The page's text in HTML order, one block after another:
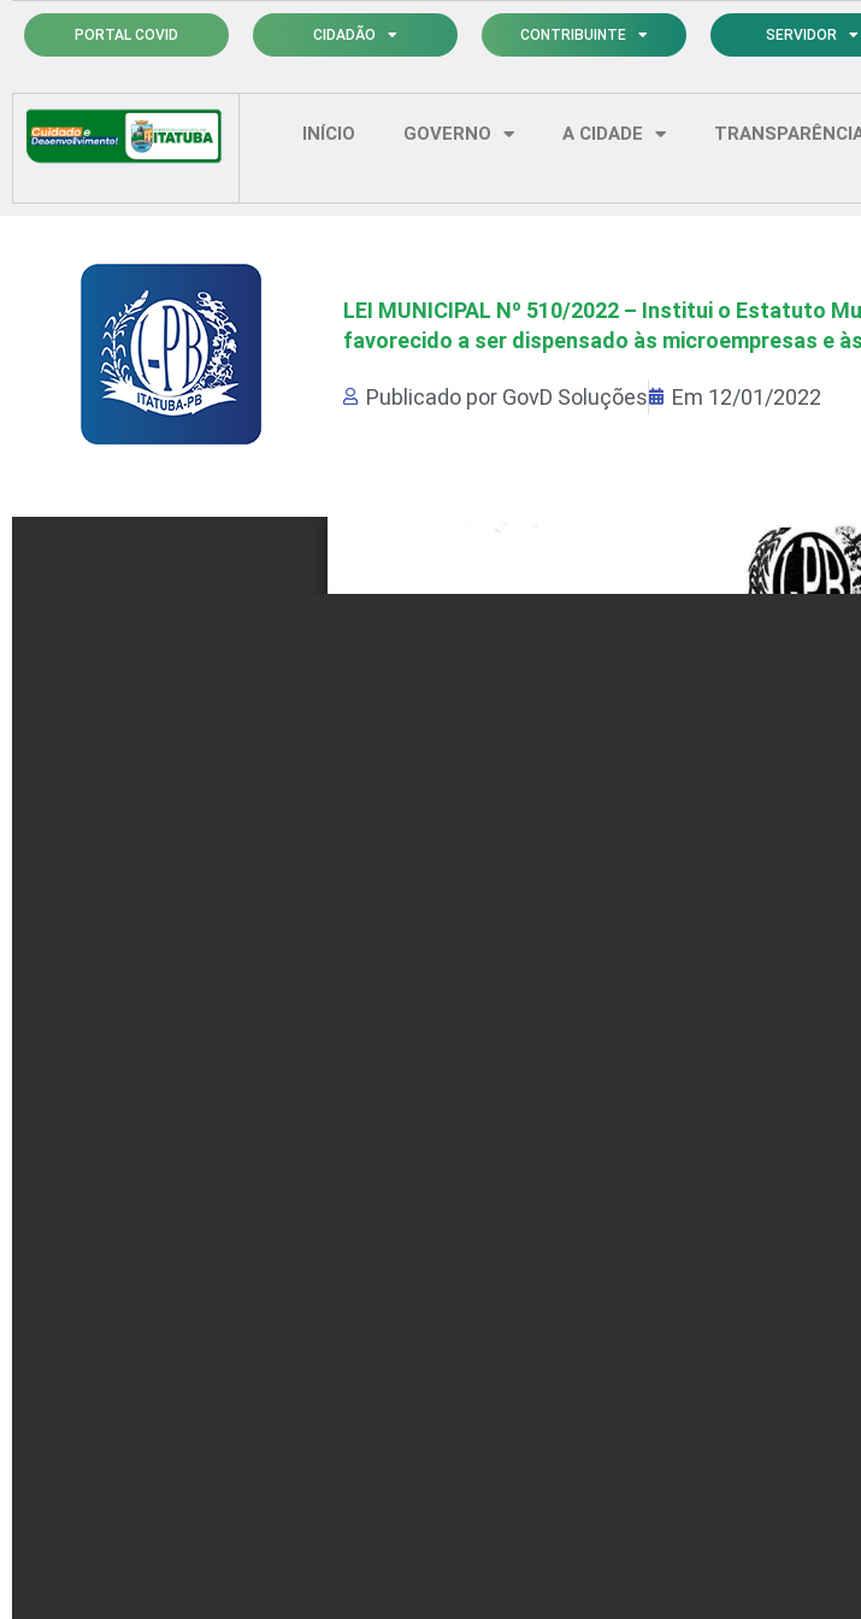
para
conteúdo
PORTAL COVID CIDADÃO CONTRIBUINTE SERVIDOR
INÍCIO GOVERNO A CIDADE
LEI MUNICIPAL Nº 510/2022 – Institui o Estatuto
favorecido a ser dispensado às microempresas e
Publicado por GovD Soluções Em 12/01/2022